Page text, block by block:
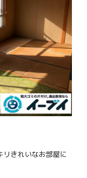
リきれいなお部屋に